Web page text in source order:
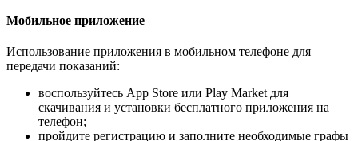
Мобильное приложение
Использование приложения в мобильном телефоне для
передачи показаний:
воспользуйтесь App Store или Play Market для
скачивания и установки бесплатного приложения на
телефон;
пройдите регистрацию и заполните необходимые графы